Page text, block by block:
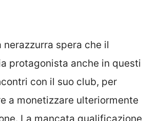
nerazzurra spera che il
protagonista anche in questi
con il suo club, per
a monetizzare ulteriormente
La mancata qualificazione